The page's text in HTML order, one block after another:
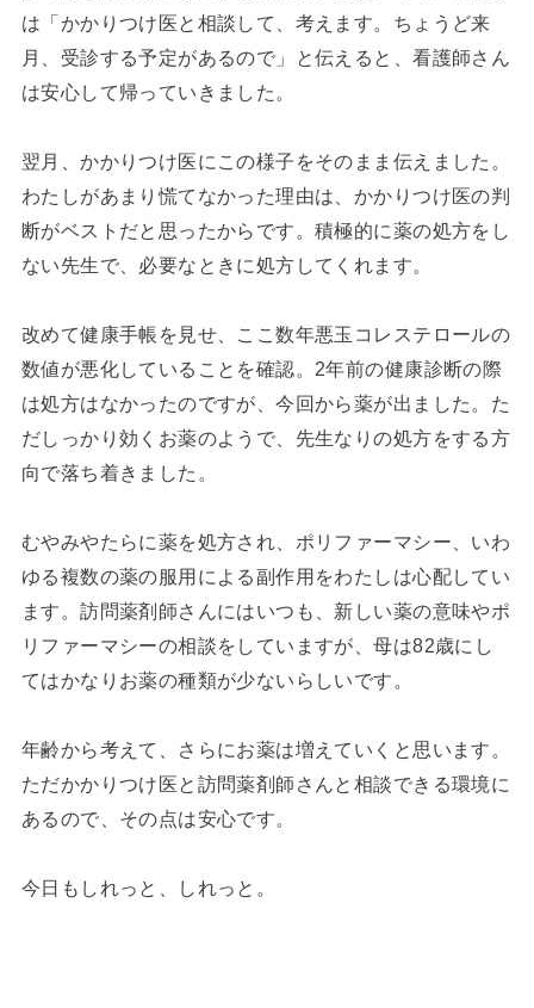
は「かかりつけ医と相談して、考えます。ちょうど来
月、受診する予定があるので」と伝えると、看護師さん
は安心して帰っていきました。
翌月、かかりつけ医にこの様子をそのまま伝えました。
わたしがあまり慌てなかった理由は、かかりつけ医の判
断がベストだと思ったからです。積極的に薬の処方をし
ない先生で、必要なときに処方してくれます。
改めて健康手帳を見せ、ここ数年悪玉コレステロールの
数値が悪化していることを確認。2年前の健康診断の際
は処方はなかったのですが、今回から薬が出ました。た
だしっかり効くお薬のようで、先生なりの処方をする方
向で落ち着きました。
むやみやたらに薬を処方され、ポリファーマシー、いわ
ゆる複数の薬の服用による副作用をわたしは心配してい
ます。訪問薬剤師さんにはいつも、新しい薬の意味やポ
リファーマシーの相談をしていますが、母は82歳にし
てはかなりお薬の種類が少ないらしいです。
年齢から考えて、さらにお薬は増えていくと思います。
ただかかりつけ医と訪問薬剤師さんと相談できる環境に
あるので、その点は安心です。
今日もしれっと、しれっと。